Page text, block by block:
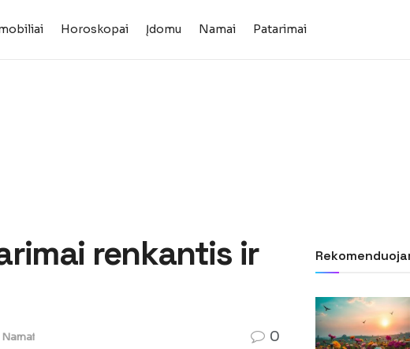
Horoskopai Įdomu Namai Patarimai
renkantis ir
Namai 0